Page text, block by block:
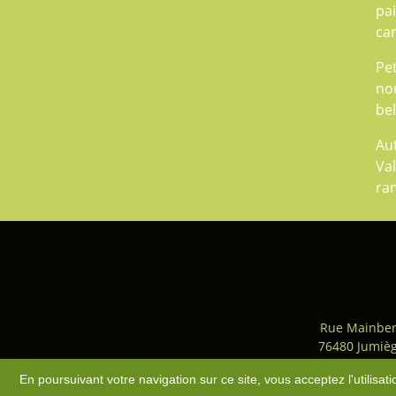
Rue
76480
Accès-Plan du site-
En poursuivant votre navigation sur ce site, vous acceptez